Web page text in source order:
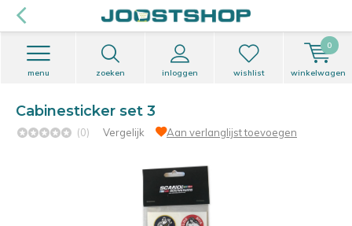
zoeken inloggen
menu wishlist winkelwagen
0
Cabinesticker set 3
(0) Vergelijk Aan verlanglijst toevoegen